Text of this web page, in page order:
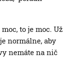
to je moc. Už
normálne, aby
nemáte na nič